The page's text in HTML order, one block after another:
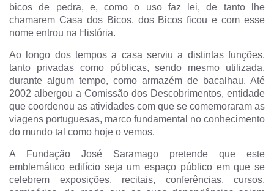
bicos de pedra, e, como o uso faz lei, de tanto lhe
chamarem Casa dos Bicos, dos Bicos ficou e com esse
nome entrou na História.
Ao longo dos tempos a casa serviu a distintas funções,
tanto privadas como públicas, sendo mesmo utilizada,
durante algum tempo, como armazém de bacalhau. Até
2002 albergou a Comissão dos Descobrimentos, entidade
que coordenou as atividades com que se comemoraram as
viagens portuguesas, marco fundamental no conhecimento
do mundo tal como hoje o vemos.
A Fundação José Saramago pretende que este
emblemático edifício seja um espaço público em que se
celebrem exposições, recitais, conferências, cursos,